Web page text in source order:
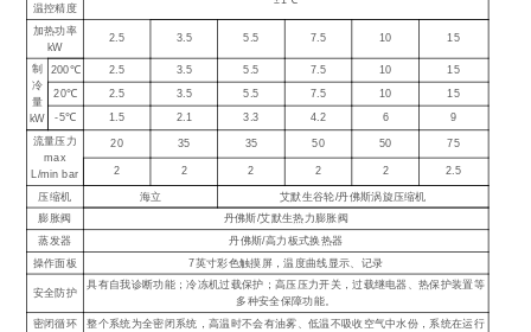
温控精度
加热功率
kW
2.5 3.5 5.5 7.5 10 15
制
冷
量
kW
200℃ 2.5 3.5 5.5 7.5 10 15
20℃ 2.5 3.5 5.5 7.5 10
15
-5℃
1.5 2.1 3.3 4.2 6
9
流量压力
max
L/min bar
20 35 35 50 50 75
2 2 2 2 2
2.5
压缩机
海立
艾默生谷轮/丹佛斯涡旋压缩机
膨胀阀
丹佛斯/艾默生热力膨胀阀
蒸发器
丹佛斯/高力板式换热器
操作面板
7英寸彩色触摸屏，温度曲线显示、记录
安全防护
具有自我诊断功能；冷冻机过载保护；高压压力开关，过载继电器、热保护装置等
多种安全保障功能。
密闭循环
整个系统为全密闭系统，高温时不会有油雾、低温不吸收空气中水份，系统在运行